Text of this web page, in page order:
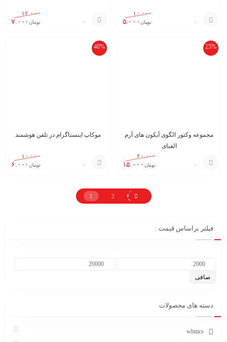
۱۰.۰۰۰
تومان ۵.۰۰۰
۱۲.۰۰۰
تومان۷.۰۰۰
25%
مجموعه وکتور الگوی آیکون های آرم
الفبای
۲۰.۰۰۰
تومان ۱۵.۰۰۰
40%
موکاپ اینستاگرام در تلفن هوشمند
۱۰.۰۰۰
تومان۶.۰۰۰
به 1 2
فیلتر براساس قیمت :
صافی
دسته های محصولات
whmcs